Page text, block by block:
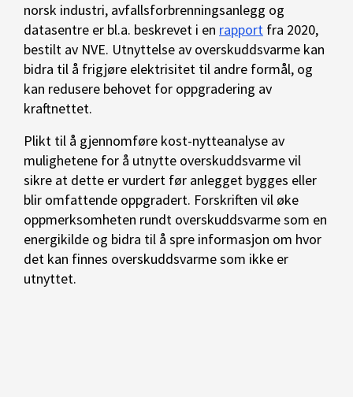
norsk industri, avfallsforbrenningsanlegg og
datasentre er bl.a. beskrevet i en rapport fra 2020,
bestilt av NVE. Utnyttelse av overskuddsvarme kan
bidra til å frigjøre elektrisitet til andre formål, og
kan redusere behovet for oppgradering av
kraftnettet.
Plikt til å gjennomføre kost-nytteanalyse av
mulighetene for å utnytte overskuddsvarme vil
sikre at dette er vurdert før anlegget bygges eller
blir omfattende oppgradert. Forskriften vil øke
oppmerksomheten rundt overskuddsvarme som en
energikilde og bidra til å spre informasjon om hvor
det kan finnes overskuddsvarme som ikke er
utnyttet.